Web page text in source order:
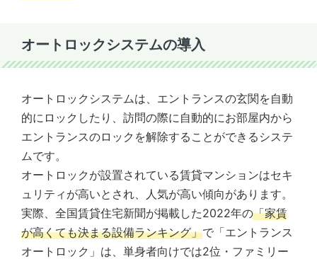
オートロックシステムの導入
オートロックシステムは、エントランスの玄関を自動
的にロックしたり、訪問の際に自動的にお部屋内から
エントランスのロックを解除することができるシステ
ムです。
オートロックが設置されている賃貸マンションはセキ
ュリティが高いとされ、人気が高い傾向があります。
実際、全国賃貸住宅新聞が掲載した2022年の「家賃
が高くても決まる設備ランキング」で「エントランス
オートロック」は、単身者向けでは2位・ファミリー